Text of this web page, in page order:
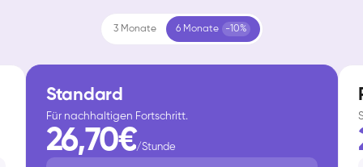
3 Monate 6 Monate -10%
Standard
Für nachhaltigen Fortschritt.
26,70€/Stunde